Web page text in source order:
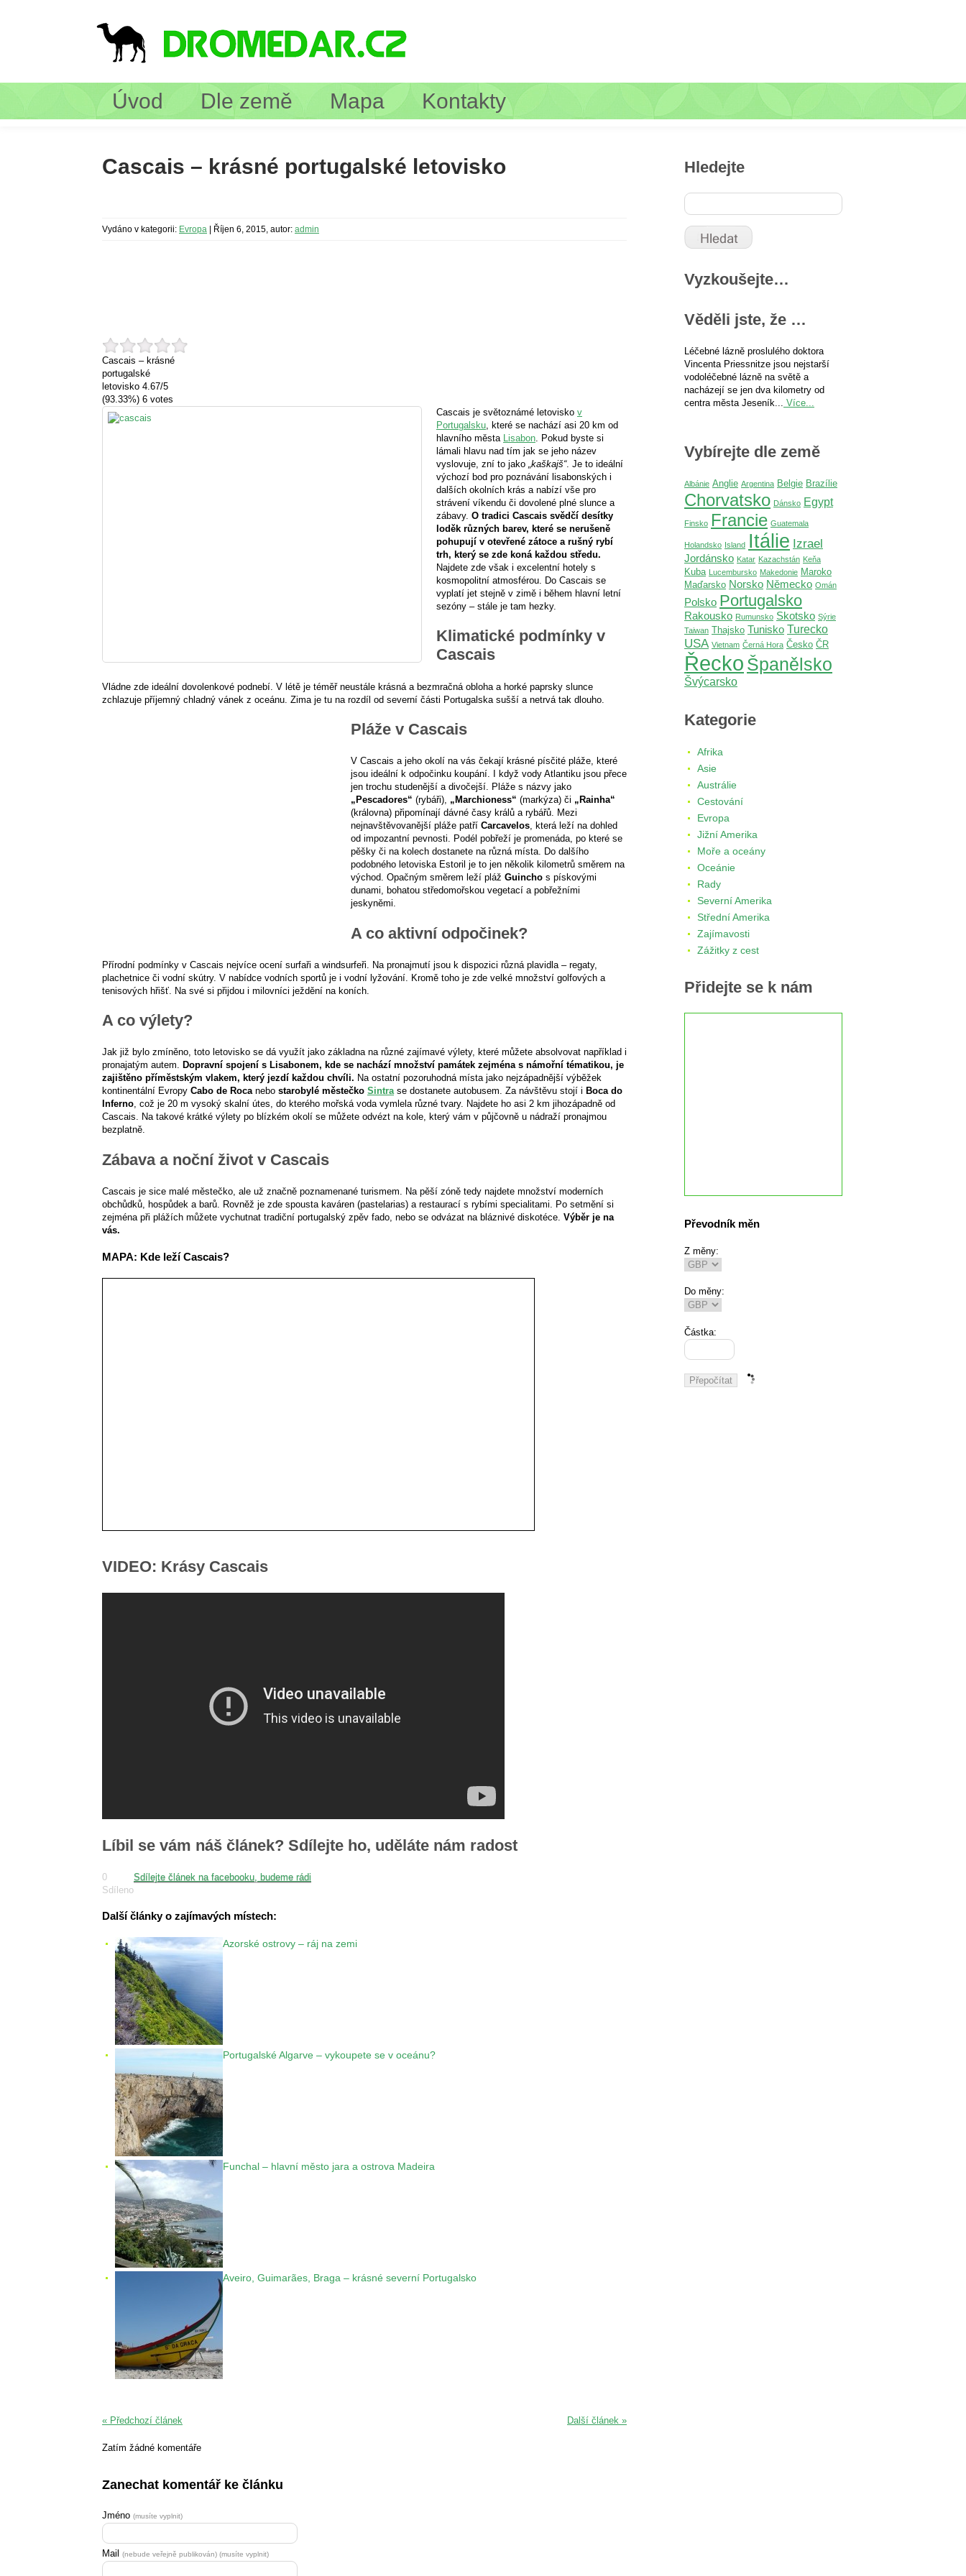
Úvod Dle země Mapa Kontakty
Cascais – krásné portugalské letovisko
Vydáno v kategorii: Evropa Říjen 6, 2015, autor: admin
Cascais – krásné
portugalské
letovisko 4.67/5
(93.33%) 6 votes
Cascais je světoznámé letovisko v
Portugalsku , které se nachází asi 20 km od
hlavního města
Lisabon . Pokud byste si
lámali hlavu nad tím jak se jeho název
vyslovuje, zní to jako „kaškajš“. Je to ideální
výchozí bod pro poznávání lisabonských i
dalších okolních krás a nabízí vše pro
strávení víkendu či dovolené plné slunce a
zábavy. O tradici Cascais svědčí desítky
loděk různých barev, které se nerušeně
pohupují v otevřené zátoce a rušný rybí
trh, který se zde koná každou středu.
Najdete zde však i excelentní hotely s
kosmopolitní atmosférou. Do Cascais se
vyplatí jet stejně v zimě i během hlavní letní
sezóny – stále je tam hezky.
Klimatické podmínky v
Cascais
Vládne zde ideální dovolenkové podnebí. V létě je téměř neustále krásná a bezmračná obloha a horké paprsky slunce
zchlazuje příjemný chladný vánek z oceánu. Zima je tu na rozdíl od severní části Portugalska sušší a netrvá tak dlouho.
Pláže v Cascais
V Cascais a jeho okolí na vás čekají krásné písčité pláže, které
jsou ideální k odpočinku koupání. I když vody Atlantiku jsou přece
jen trochu studenější a divočejší. Pláže s názvy jako
„Pescadores“ (rybáři), „Marchioness“ (markýza) či „Rainha“
(královna) připomínají dávné časy králů a rybářů. Mezi
nejnavštěvovanější pláže patří Carcavelos, která leží na dohled
od impozantní pevnosti. Podél pobřeží je promenáda, po které se
pěšky či na kolech dostanete na různá místa. Do dalšího
podobného letoviska Estoril je to jen několik kilometrů směrem na
východ. Opačným směrem leží pláž Guincho s pískovými
dunami, bohatou středomořskou vegetací a pobřežními
jeskyněmi.
A co aktivní odpočinek?
Přírodní podmínky v Cascais nejvíce ocení surfaři a windsurfeři. Na pronajmutí jsou k dispozici různá plavidla – regaty,
plachetnice či vodní skútry. V nabídce vodních sportů je i vodní lyžování. Kromě toho je zde velké množství golfových a
tenisových hřišť. Na své si přijdou i milovníci ježdění na koních.
A co výlety?
Jak již bylo zmíněno, toto letovisko se dá využít jako základna na různé zajímavé výlety, které můžete absolvovat například i
pronajatým autem. Dopravní spojení s Lisabonem, kde se nachází množství památek zejména s námořní tématikou, je
zajištěno příměstským vlakem, který jezdí každou chvíli. Na ostatní pozoruhodná místa jako nejzápadnější výběžek
kontinentální Evropy Cabo de Rocanebo starobylé městečko Sintrase dostanete autobusem. Za návštěvu stojí i Boca do
Inferno, což je 20 m vysoký skalní útes, do kterého mořská voda vymlela různé tvary. Najdete ho asi 2 km jihozápadně od
Cascais. Na takové krátké výlety po blízkém okolí se můžete odvézt na kole, který vám v půjčovně u nádraží pronajmou
bezplatně.
Zábava a noční život v Cascais
Cascais je sice malé městečko, ale už značně poznamenané turismem. Na pěší zóně tedy najdete množství moderních
obchůdků, hospůdek a barů. Rovněž je zde spousta kaváren (pastelarias) a restaurací s rybími specialitami. Po setmění si
zejména při plážích můžete vychutnat tradiční portugalský zpěv fado, nebo se odvázat na bláznivé diskotéce. Výběr je na
vás.
MAPA: Kde leží Cascais?
VIDEO: Krásy Cascais
Líbil se vám náš článek? Sdílejte ho, uděláte nám radost
0
Sdíleno
Sdílejte článek na facebooku, budeme rádi
Další články o zajímavých místech:
Azorské ostrovy – ráj na zemi
Portugalské Algarve – vykoupete se v oceánu?
Funchal – hlavní město jara a ostrova Madeira
Aveiro, Guimarães, Braga – krásné severní Portugalsko
« Předchozí článek Další článek »
Zatím žádné komentáře
Zanechat komentář ke článku
Jméno (musíte vyplnit)
Mail (nebude veřejně publikován) (musíte vyplnit)
Hledejte
Vyzkoušejte…
Věděli jste, že …
Léčebné lázně proslulého doktora
Vincenta Priessnitze jsou nejstarší
vodoléčebné lázně na světě a
nacházejí se jen dva kilometry od
centra města Jeseník... Více...
Vybírejte dle země
Albánie Anglie Argentina Belgie Brazílie
Chorvatsko Dánsko Egypt
Finsko Francie Guatemala
Holandsko Island Itálie Izrael
Jordánsko Katar Kazachstán Keňa
Kuba Lucembursko Makedonie Maroko
Maďarsko Norsko Německo Omán
Polsko Portugalsko
Rakousko Rumunsko Skotsko Sýrie
Taiwan Thajsko Tunisko Turecko
USA Vietnam Černá Hora Česko ČR
Řecko Španělsko
Švýcarsko
Kategorie
Afrika
Asie
Austrálie
Cestování
Evropa
Jižní Amerika
Moře a oceány
Oceánie
Rady
Severní Amerika
Střední Amerika
Zajímavosti
Zážitky z cest
Přidejte se k nám
Převodník měn
Z měny:
Do měny:
Částka: